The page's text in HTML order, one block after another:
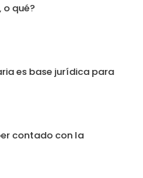
o qué?
es base jurídica para
contado con la